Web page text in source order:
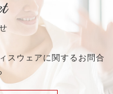
スウェアに関するお問合